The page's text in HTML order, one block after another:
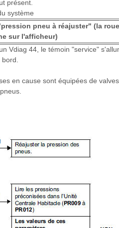
présent.
système
pneu à réajuster" (la roue
sur l'afficheur)
Vdiag 44, le témoin "service"
en cause sont équipées de